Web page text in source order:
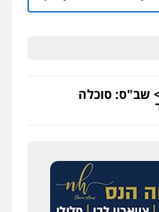
שב"ס: סוכלה